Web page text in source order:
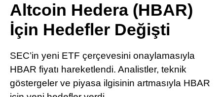
TikTok
Pinterest
LinkedIn
Altcoin Hedera (HBAR)
İçin Hedefler Değişti
SEC’in yeni ETF çerçevesini onaylamasıyla
HBAR fiyatı hareketlendi. Analistler, teknik
göstergeler ve piyasa ilgisinin artmasıyla HBAR